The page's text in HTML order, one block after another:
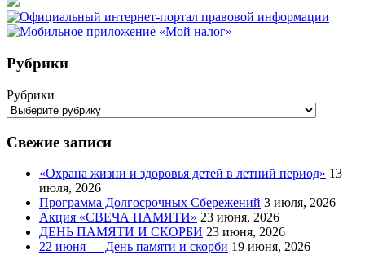
Рубрики
Рубрики
Свежие записи
«Охрана жизни и здоровья детей в летний период» 13
июля, 2026
Программа Долгосрочных Сбережений 3 июля, 2026
Акция «СВЕЧА ПАМЯТИ» 23 июня, 2026
ДЕНЬ ПАМЯТИ И СКОРБИ 23 июня, 2026
22 июня — День памяти и скорби 19 июня, 2026